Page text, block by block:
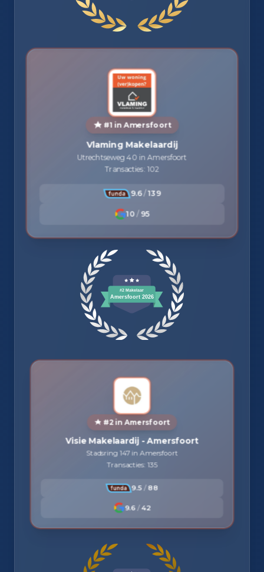
#1 in Amersfoort
Vlaming Makelaardij
Utrechtseweg 40 in Amersfoort
Transacties: 102
9.6/ 139
10 / 95
#2 in Amersfoort
Visie Makelaardij - Amersfoort
Stadsring 147 in Amersfoort
Transacties: 135
9.5 / 88
9.6 /42